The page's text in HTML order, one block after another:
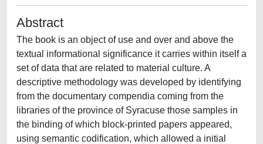
Abstract
The book is an object of use and over and above the
textual informational significance it carries within itself a
set of data that are related to material culture. A
descriptive methodology was developed by identifying
from the documentary compendia coming from the
libraries of the province of Syracuse those samples in
the binding of which block-printed papers appeared,
using semantic codification, which allowed a initial